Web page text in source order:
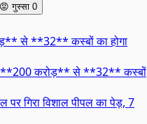
😡 गुस्सा 0
**200 करोड़** से **32** कस्बों